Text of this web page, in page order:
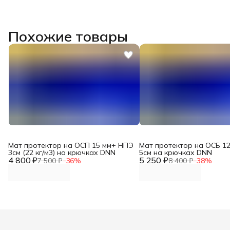
Похожие товары
4 800 ₽7 500 ₽−36%
Мат протектор на ОСП 15 мм+ НПЭ
3см (22 кг/м3) на крючках DNN
5 250 ₽8 400 ₽−38%
Мат протектор на ОСБ
5см на крючках DNN